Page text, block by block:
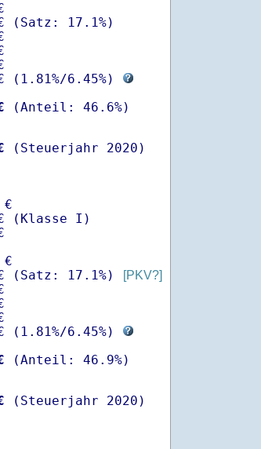
(Satz: 17.1%)
( 1.81%/6.45%)
(Steuerjahr 2020)
(Klasse I)
(Satz: 17.1%)
[PKV?]
( 1.81%/6.45%)
(Steuerjahr 2020)